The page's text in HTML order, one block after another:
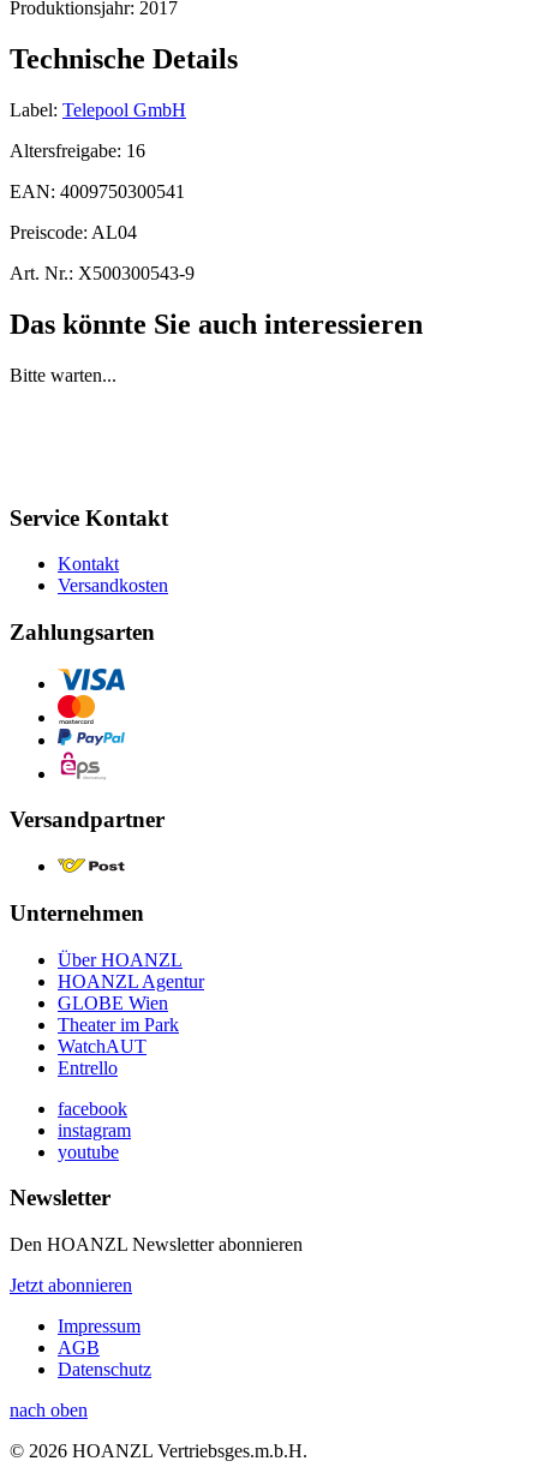
Produktionsjahr: 2017
Technische Details
Label: Telepool GmbH
Altersfreigabe: 16
EAN: 4009750300541
Preiscode: AL04
Art. Nr.: X500300543-9
Das könnte Sie auch interessieren
Bitte warten...
Service Kontakt
Kontakt
Versandkosten
Zahlungsarten
Versandpartner
Unternehmen
Über HOANZL
HOANZL Agentur
GLOBE Wien
Theater im Park
WatchAUT
Entrello
facebook
instagram
youtube
Newsletter
Den HOANZL Newsletter abonnieren
Jetzt abonnieren
Impressum
AGB
Datenschutz
nach oben
© 2026 HOANZL Vertriebsges.m.b.H.